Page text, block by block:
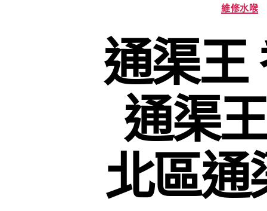
維修水喉
通渠王
通渠
北區通